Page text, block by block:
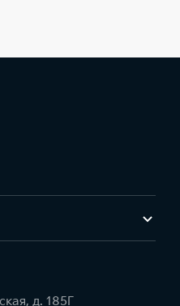
д. 185Г